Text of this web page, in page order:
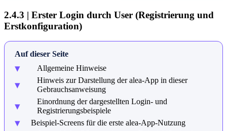
2.4.3 | Erster Login durch User (Registrierung und
Erstkonfiguration)
Auf dieser Seite
Allgemeine Hinweise
Hinweis zur Darstellung der alea-App in dieser
Gebrauchsanweisung
Einordnung der dargestellten Login- und
Registrierungsbeispiele
Beispiel-Screens für die erste alea-App-Nutzung